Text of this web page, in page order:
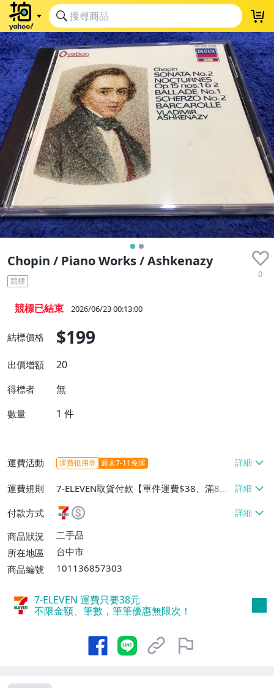
Chopin / Piano Works / Ashkenazy
0
競標
競標已結束 2026/06/23 00:13:00
結標價格 $199
出價增額 20
得標者 無
數量 1 件
運費活動 運費抵用券 週末7-11免運
運費規則
7-ELEVEN取貨付款【單件運費$38、滿8件
或消費滿$5000免運費】、宅配/貨運【單
件運費$160、滿8件或消費滿$5000免運
費】、郵局掛號【單件運費$80、滿8件或
消費滿$5000免運費】
付款方式
商品狀況
二手品
所在地區
台中市
商品編號
101136857303
7-ELEVEN 運費只要38元
不限金額、筆數，筆筆優惠無限次！